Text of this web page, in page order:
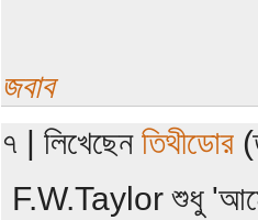
জবাব
৭ | লিখেছেন তিথীডোর
F.W.Taylor শুধু